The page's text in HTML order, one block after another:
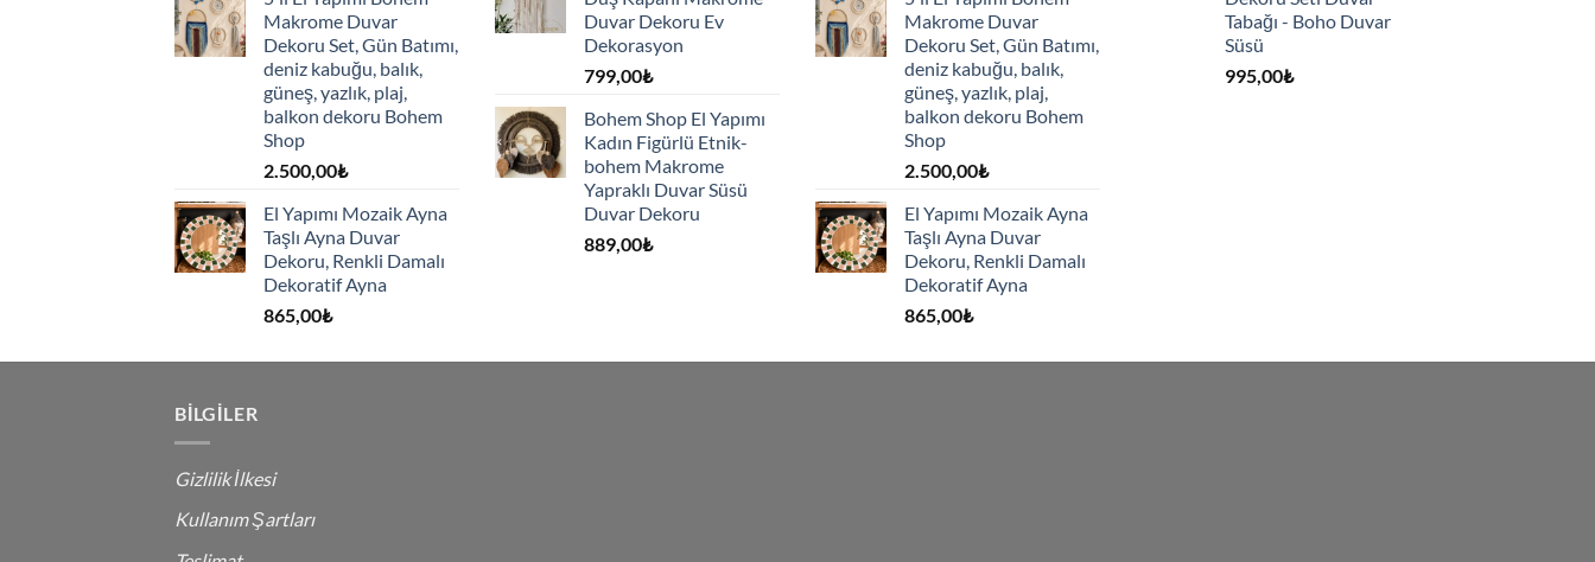
Makrome Duvar
Dekoru Set, Gün Batımı,
deniz kabuğu, balık,
güneş, yazlık, plaj,
balkon dekoru Bohem
Shop
2.500,00₺
El Yapımı Mozaik Ayna
Taşlı Ayna Duvar
Dekoru, Renkli Damalı
Dekoratif Ayna
865,00₺
Duvar Dekoru Ev
Dekorasyon
799,00₺
Bohem Shop El Yapımı
Kadın Figürlü Etnik-
bohem Makrome
Yapraklı Duvar Süsü
Duvar Dekoru
889,00₺
Makrome Duvar
Dekoru Set, Gün Batımı,
deniz kabuğu, balık,
güneş, yazlık, plaj,
balkon dekoru Bohem
Shop
2.500,00₺
El Yapımı Mozaik Ayna
Taşlı Ayna Duvar
Dekoru, Renkli Damalı
Dekoratif Ayna
865,00₺
Tabağı - Boho Duvar
Süsü
995,00₺
BILGILER
Gizlilik İlkesi
Kullanım Şartları